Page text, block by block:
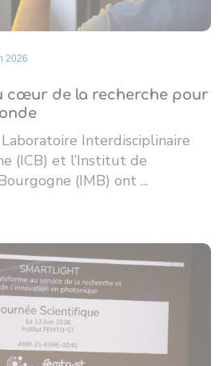
2026
cœur de la recherche pour
Interdisciplinaire
(ICB) et l’Institut de
(IMB) ont ...